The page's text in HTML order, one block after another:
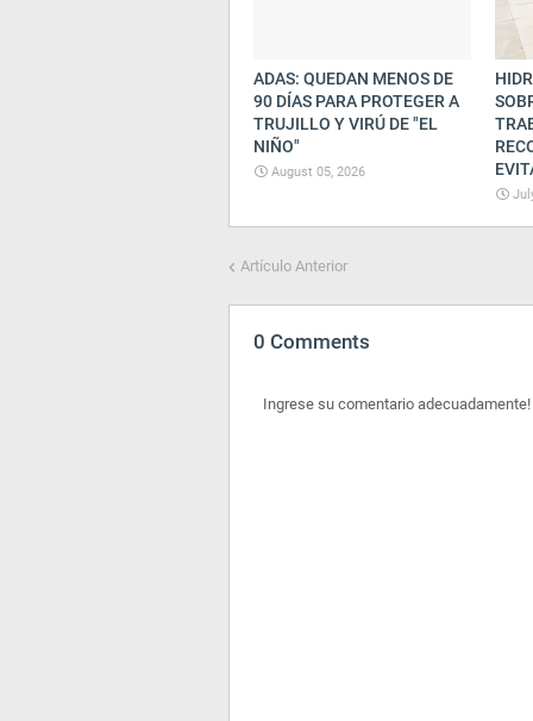
ADAS: QUEDAN MENOS DE
90 DÍAS PARA PROTEGER A
TRUJILLO Y VIRÚ DE "EL
NIÑO"
August 05, 2026
Artículo Anterior
0 Comments
Ingrese su comentario adecuadamente!